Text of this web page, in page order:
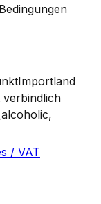
Importland
/ VAT